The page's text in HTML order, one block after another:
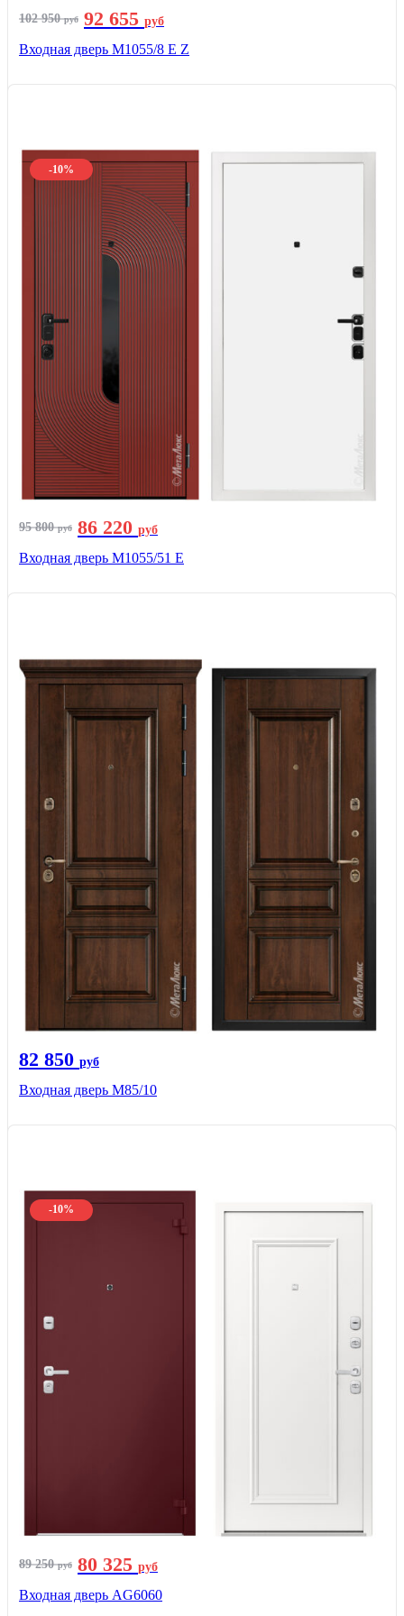
102 950руб 92 655 руб
Входная дверь М1055/8 Е Z
-10%
95 800руб 86 220 руб
Входная дверь М1055/51 Е
82 850 руб
Входная дверь M85/10
-10%
89 250руб 80 325 руб
Входная дверь AG6060